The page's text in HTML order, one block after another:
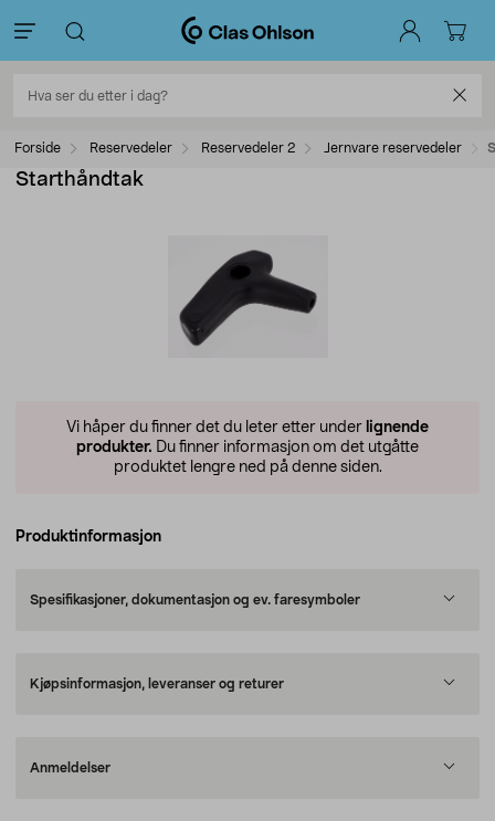
Forside Reservedeler Reservedeler 2 Jernvare reservedeler
Starthåndtak
Vi håper du finner det du leter etter under lignende
produkter. Du finner informasjon om det utgåtte
produktet lengre ned på denne siden.
Produktinformasjon
Spesifikasjoner, dokumentasjon og ev. faresymboler
Kjøpsinformasjon, leveranser og returer
Anmeldelser